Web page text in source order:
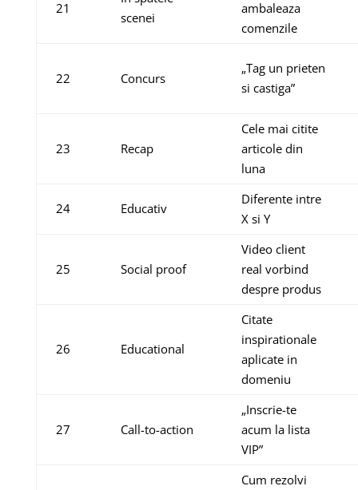
21
scenei
ambaleaza
comenzile
22 Concurs
„Tag un prieten
si castiga”
23 Recap
Cele mai citite
articole din
luna
24 Educativ
Diferente intre
X si Y
25 Social proof
Video client
real vorbind
despre produs
26 Educational
Citate
inspirationale
aplicate in
domeniu
27 Call-to-action
„Inscrie-te
acum la lista
VIP”
Cum rezolvi